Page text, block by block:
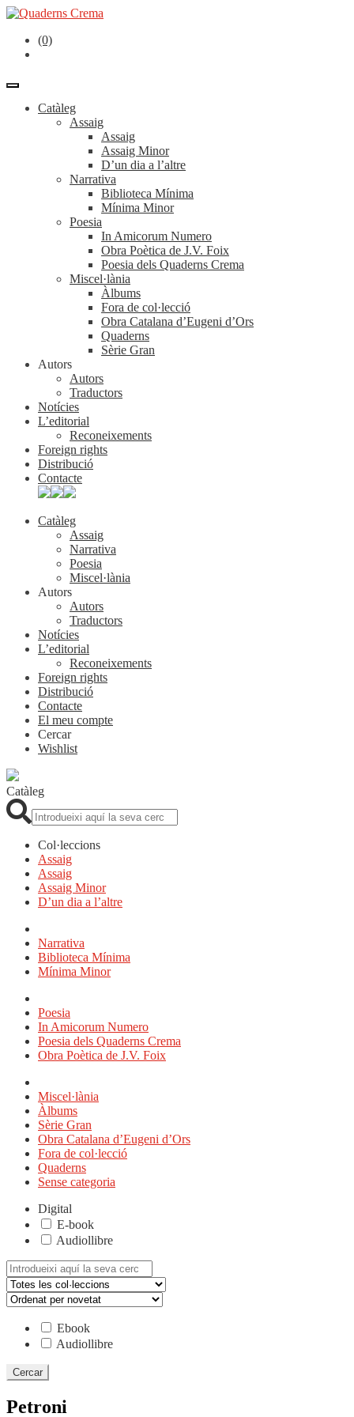
(0)
Catàleg
Assaig
Assaig
Assaig Minor
D’un dia a l’altre
Narrativa
Biblioteca Mínima
Mínima Minor
Poesia
In Amicorum Numero
Obra Poètica de J.V. Foix
Poesia dels Quaderns Crema
Miscel·lània
Àlbums
Fora de col·lecció
Obra Catalana d’Eugeni d’Ors
Quaderns
Sèrie Gran
Autors
Autors
Traductors
Notícies
L’editorial
Reconeixements
Foreign rights
Distribució
Contacte
Catàleg
Assaig
Narrativa
Poesia
Miscel·lània
Autors
Autors
Traductors
Notícies
L’editorial
Reconeixements
Foreign rights
Distribució
Contacte
El meu compte
Cercar
Wishlist
Catàleg
Col·leccions
Assaig
Assaig
Assaig Minor
D’un dia a l’altre
Narrativa
Biblioteca Mínima
Mínima Minor
Poesia
In Amicorum Numero
Poesia dels Quaderns Crema
Obra Poètica de J.V. Foix
Miscel·lània
Àlbums
Sèrie Gran
Obra Catalana d’Eugeni d’Ors
Fora de col·lecció
Quaderns
Sense categoria
Digital
E-book
Audiollibre
Cerca:
Ebook
Audiollibre
Petroni